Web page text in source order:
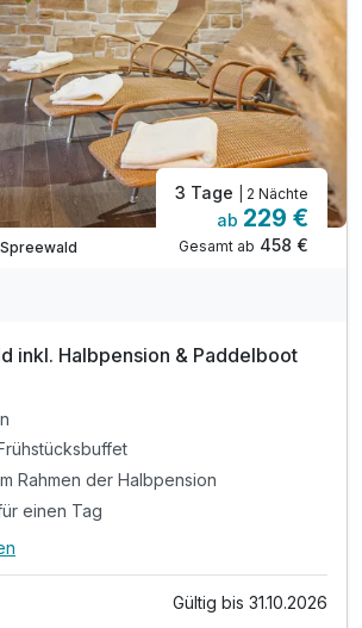
Saunatücher & Wellnesstasche
& Fitnessbereichs
Lan
3 Tage | 2 Nächte
ab 229 €
Gesamt ab 458 €
inkl. Halbpension & Paddelboot
Rahmen der Halbpension
einen Tag
Gültig bis 31.10.2026